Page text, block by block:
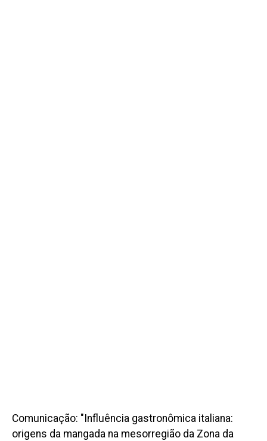
Comunicação: "Influência gastronômica italiana:
origens da mangada na mesorregião da Zona da